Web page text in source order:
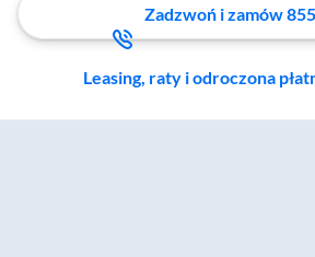
Zadzwoń i zamów
Leasing, raty i odroczona